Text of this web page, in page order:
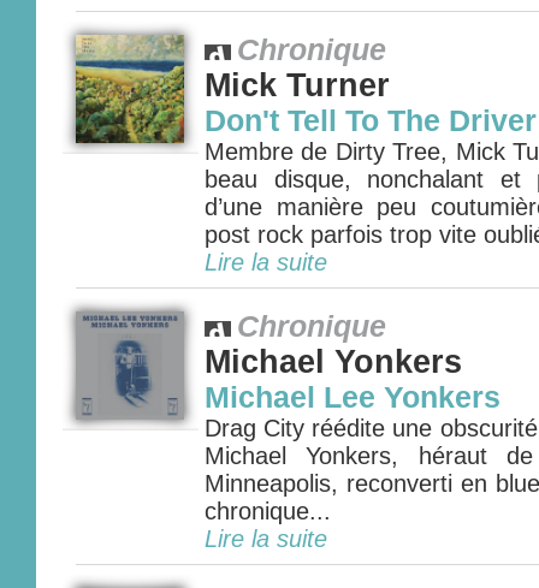
Chronique
Mick Turner
Don't Tell To The Driver
Membre de Dirty Tree, Mick
beau disque, nonchalant et
d’une manière peu
post rock parfois trop vite
Lire la suite
Chronique
Michael Yonkers
Michael Lee Yonkers
Drag City réédite une
Michael Yonkers, héraut
Minneapolis, reconverti en
chronique...
Lire la suite